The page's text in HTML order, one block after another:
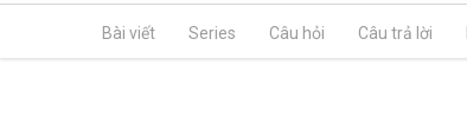
Bài viết Series Câu hỏi Câu trả lời